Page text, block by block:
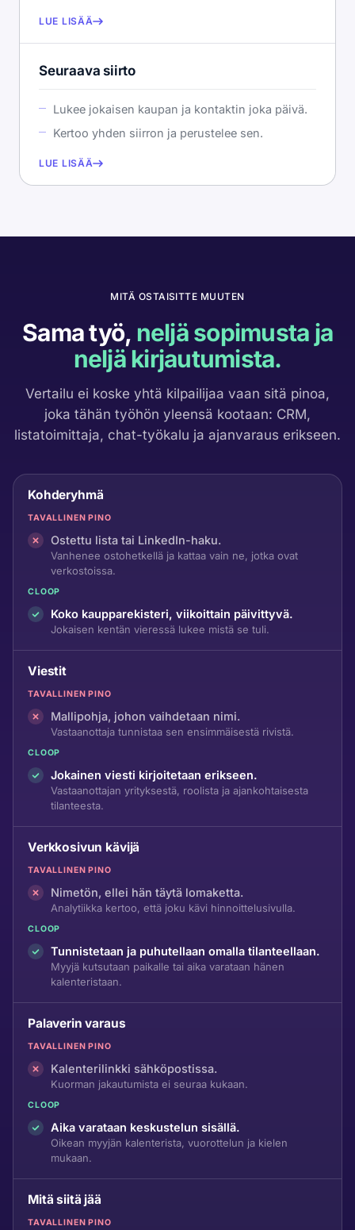
LUE LISÄÄ
Seuraava siirto
Lukee jokaisen kaupan ja kontaktin joka päivä.
Kertoo yhden siirron ja perustelee sen.
LUE LISÄÄ
MITÄ OSTAISITTE MUUTEN
Sama työ, neljä sopimusta ja
neljä kirjautumista.
Vertailu ei koske yhtä kilpailijaa vaan sitä pinoa,
joka tähän työhön yleensä kootaan: CRM,
listatoimittaja, chat-työkalu ja ajanvaraus erikseen.
Kohderyhmä
TAVALLINEN PINO
Ostettu lista tai LinkedIn-haku.
Vanhenee ostohetkellä ja kattaa vain ne, jotka ovat
verkostoissa.
CLOOP
Koko kaupparekisteri, viikoittain päivittyvä.
Jokaisen kentän vieressä lukee mistä se tuli.
Viestit
TAVALLINEN PINO
Mallipohja, johon vaihdetaan nimi.
Vastaanottaja tunnistaa sen ensimmäisestä rivistä.
CLOOP
Jokainen viesti kirjoitetaan erikseen.
Vastaanottajan yrityksestä, roolista ja ajankohtaisesta
tilanteesta.
Verkkosivun kävijä
TAVALLINEN PINO
Nimetön, ellei hän täytä lomaketta.
Analytiikka kertoo, että joku kävi hinnoittelusivulla.
CLOOP
Tunnistetaan ja puhutellaan omalla tilanteellaan.
Myyjä kutsutaan paikalle tai aika varataan hänen
kalenteristaan.
Palaverin varaus
TAVALLINEN PINO
Kalenterilinkki sähköpostissa.
Kuorman jakautumista ei seuraa kukaan.
CLOOP
Aika varataan keskustelun sisällä.
Oikean myyjän kalenterista, vuorottelun ja kielen
mukaan.
Mitä siitä jää
TAVALLINEN PINO